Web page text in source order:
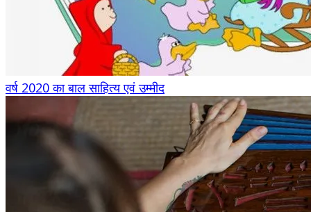
वर्ष 2020 का बाल साहित्य एवं उम्मीद